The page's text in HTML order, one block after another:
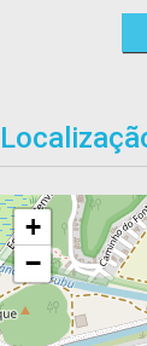
+
−